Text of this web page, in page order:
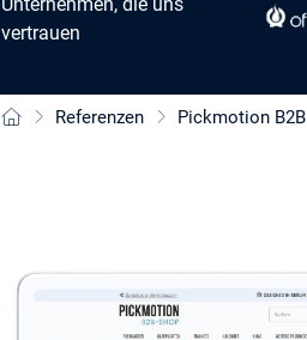
vertrauen
Referenzen Pickmotion B2B